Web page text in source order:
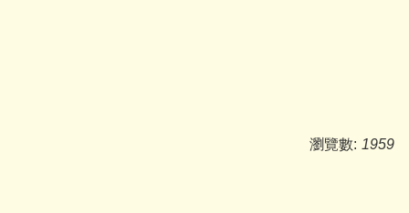
瀏覽數: 1959